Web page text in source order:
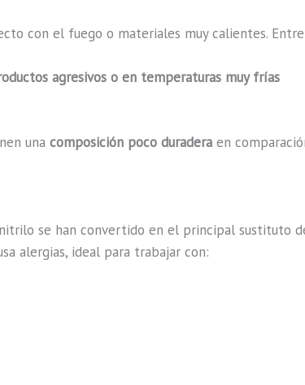
con el fuego o materiales muy calientes.
agresivos o en temperaturas muy frías
unacomposición poco duraderaen
se han convertido en el principal sustituto
alergias, ideal para trabajar con: